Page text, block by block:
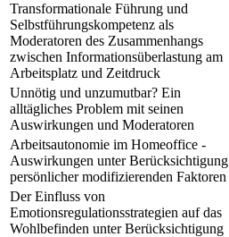
Transformationale Führung und
Selbstführungskompetenz als
Moderatoren des Zusammenhangs
zwischen Informationsüberlastung am
Arbeitsplatz und Zeitdruck
Unnötig und unzumutbar? Ein
alltägliches Problem mit seinen
Auswirkungen und Moderatoren
Arbeitsautonomie im Homeoffice -
Auswirkungen unter Berücksichtigung
persönlicher modifizierenden Faktoren
Der Einfluss von
Emotionsregulationsstrategien auf das
Wohlbefinden unter Berücksichtigung